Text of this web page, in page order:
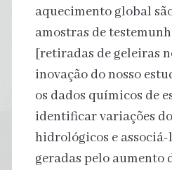
aquecimento global
amostras de
[retiradas de geleiras
inovação do nosso
os dados químicos de
identificar variações
hidrológicos e associá-
geradas pelo aumento